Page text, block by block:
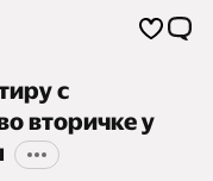
с
вторичке у